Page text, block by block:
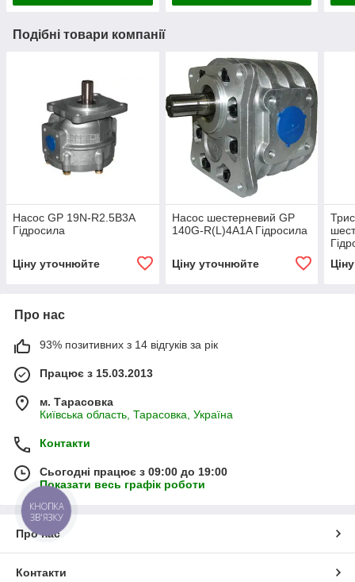
Подібні товари компанії
Насос GP 19N-R2.5B3A
Гідросила
Ціну уточнюйте
Насос шестерневий GP
140G-R(L)4A1A Гідросила
Ціну уточнюйте
Про нас
93% позитивних з 14 відгуків за рік
Працює з 15.03.2013
м. Тарасовка
Київська область, Тарасовка, Україна
Контакти
Сьогодні працює з 09:00 до 19:00
Показати весь графік роботи
Про нас
Контакти
КНОПКА
ЗВ'ЯЗКУ